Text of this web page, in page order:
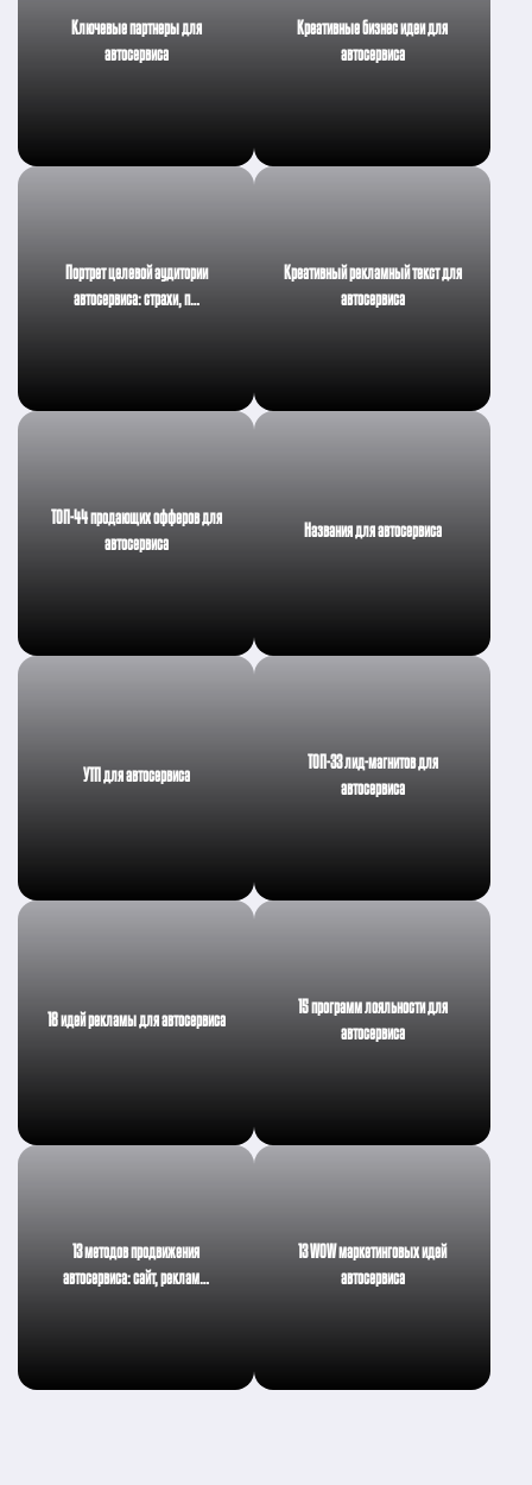
Ключевые партнеры для
автосервиса
Креативные бизнес идеи для
автосервиса
Портрет целевой аудитории
автосервиса: страхи, п…
Креативный рекламный текст для
автосервиса
ТОП-44 продающих офферов для
автосервиса
Названия для автосервиса
УТП для автосервиса
ТОП-33 лид-магнитов для
автосервиса
18 идей рекламы для автосервиса
15 программ лояльности для
автосервиса
13 методов продвижения
автосервиса: сайт, реклам…
13 WOW маркетинговых идей
автосервиса